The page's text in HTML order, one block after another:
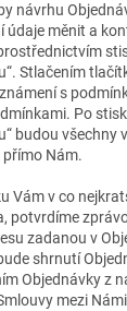
návrhu
údaje měnit a
Stlačením
s
Po
budou všechny
Nám.
Vám v co
potvrdíme
zadanou v
shrnutí
Objednávky z
mezi